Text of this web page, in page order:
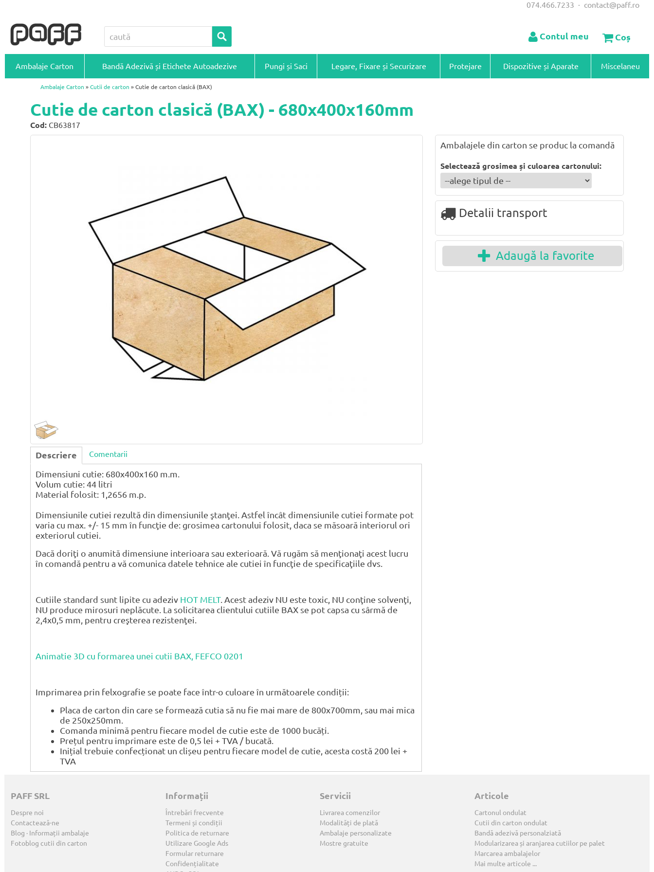
Contul meu Coș
074.466.7233 · contact@paff.ro
Ambalaje Carton Bandă Adezivă și Etichete Autoadezive Pungi și Saci Legare, Fixare și Securizare Protejare Dispozitive și Aparate Miscelaneu
Ambalaje Carton » Cutii de carton » Cutie de carton clasică (BAX)
Cutie de carton clasică (BAX) - 680x400x160mm
Cod: CB63817
Ambalajele din carton se produc la comandă
Selectează grosimea și culoarea cartonului:
Detalii transport
Adaugă la favorite
Descriere Comentarii
Dimensiuni cutie: 680x400x160 m.m.
Volum cutie: 44 litri
Material folosit: 1,2656 m.p.
Dimensiunile cutiei rezultă din dimensiunile ştanţei. Astfel încât dimensiunile cutiei formate pot
varia cu max. +/- 15 mm în funcţie de: grosimea cartonului folosit, daca se măsoară interiorul ori
exteriorul cutiei.
Dacă doriţi o anumită dimensiune interioara sau exterioară. Vă rugăm să menţionaţi acest lucru
în comandă pentru a vă comunica datele tehnice ale cutiei în funcţie de specificaţiile dvs.
Cutiile standard sunt lipite cu adeziv HOT MELT. Acest adeziv NU este toxic, NU conţine solvenţi,
NU produce mirosuri neplăcute. La solicitarea clientului cutiile BAX se pot capsa cu sârmă de
2,4x0,5 mm, pentru creşterea rezistenţei.
Animatie 3D cu formarea unei cutii BAX, FEFCO 0201
Imprimarea prin felxografie se poate face într-o culoare în următoarele condiții:
Placa de carton din care se formează cutia să nu fie mai mare de 800x700mm, sau mai mica
de 250x250mm.
Comanda minimă pentru fiecare model de cutie este de 1000 bucăți.
Prețul pentru imprimare este de 0,5 lei + TVA / bucată.
Inițial trebuie confecționat un clișeu pentru fiecare model de cutie, acesta costă 200 lei +
TVA
PAFF SRL
Despre noi
Contactează-ne
Blog · Informații ambalaje
Fotoblog cutii din carton
Informații
Întrebări frecvente
Termeni și condiții
Politica de returnare
Utilizare Google Ads
Formular returnare
Confidențialitate
Servicii
Livrarea comenzilor
Modalități de plată
Ambalaje personalizate
Mostre gratuite
Articole
Cartonul ondulat
Cutii din carton ondulat
Bandă adezivă personalziată
Modularizarea și aranjarea cutiilor pe palet
Marcarea ambalajelor
Mai multe articole ...